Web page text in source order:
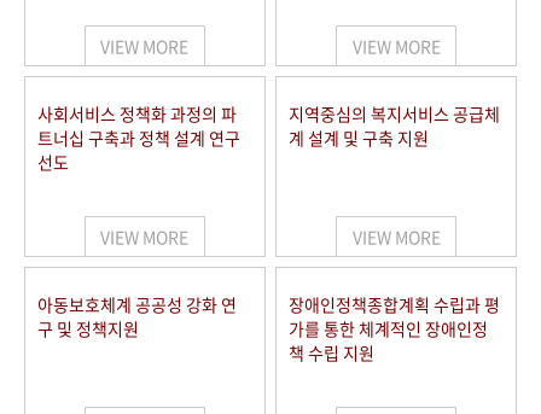
VIEW MORE VIEW MORE
사회서비스 정책화 과정의 파
트너십 구축과 정책 설계 연구
선도
VIEW MORE
지역중심의 복지서비스 공급체
계 설계 및 구축 지원
VIEW MORE
아동보호체계 공공성 강화 연
구 및 정책지원
장애인정책종합계획 수립과 평
가를 통한 체계적인 장애인정
책 수립 지원